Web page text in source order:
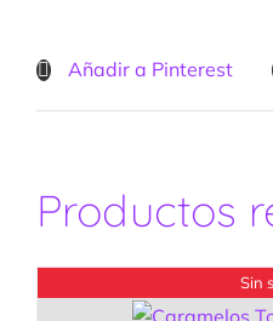
Añadir a Pinterest
Productos
Sin